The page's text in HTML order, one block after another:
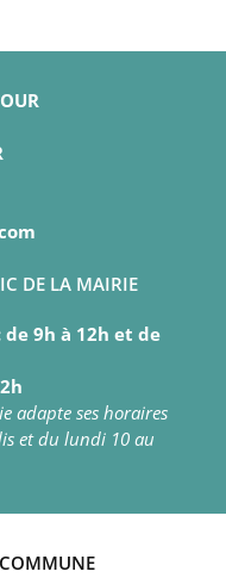
DE LA MAIRIE
9h à 12h et de
adapte ses horaires
et du lundi 10 au
COMMUNE